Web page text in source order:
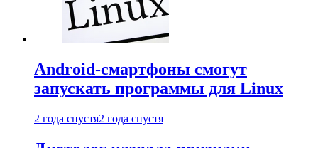
Android-смартфоны смогут
запускать программы для Linux
2 года спустя2 года спустя